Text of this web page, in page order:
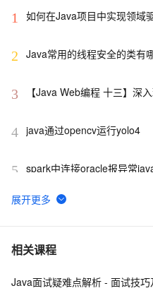
1 如何在Java项目中实现领域
2 Java常用的线程安全的类有
3 【Java Web编程 十三】深
4 java通过opencv运行yolo4
5 spark中连接oracle报异常
6 二叉树 - 建立与遍历使用Java
7 Java 图书管理系统详解
8 Kubernetes官方java客户端
相关课程
Java面试疑难点解析 - 面试技巧